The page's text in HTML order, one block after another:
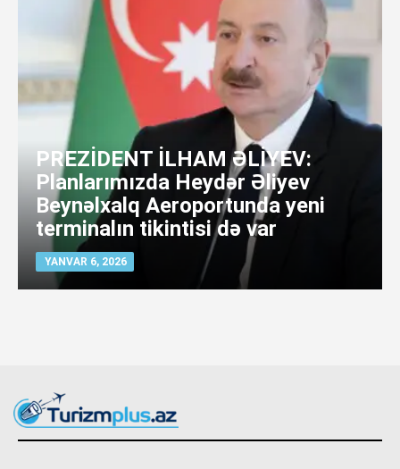
PREZİDENT İLHAM ƏLİYEV:
Planlarımızda Heydər Əliyev
Beynəlxalq Aeroportunda yeni
terminalın tikintisi də var
YANVAR 6, 2026